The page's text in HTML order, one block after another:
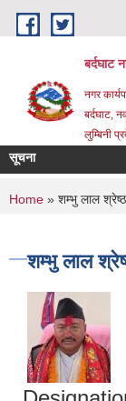
Skip to main content
बर्दघाट
नगर
बर्दघाट,
लुम्बिनी
सूचना
You are
Home » शम्भु लाल श्रेष्ठ
शम्भु लाल